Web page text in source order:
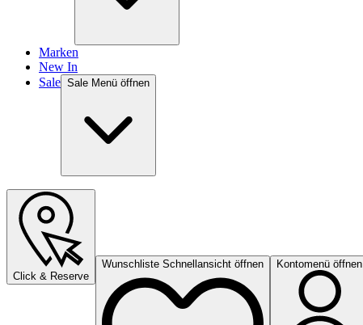
Marken
New In
Sale Sale Menü öffnen
Click & Reserve
Wunschliste Schnellansicht öffnen Kontomenü öffnen